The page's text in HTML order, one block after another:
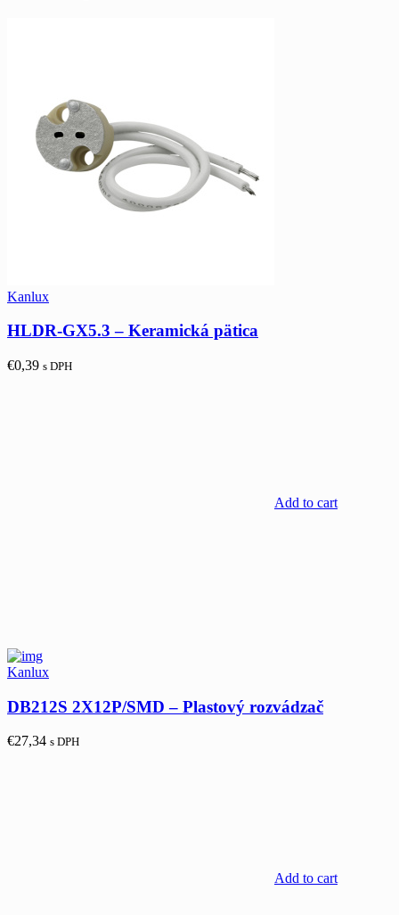
Kanlux
HLDR-GX5.3 – Keramická pätica
€0,39 s DPH
Add to cart
Kanlux
DB212S 2X12P/SMD – Plastový rozvádzač
€27,34 s DPH
Add to cart